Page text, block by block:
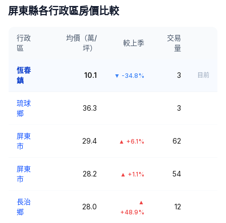
屏東縣各行政區房價比較
行政
區
均價（萬/
坪）
較上季
交易
量
恆春
鎮
10.1 ▼ -34.8% 3 目前
琉球
鄉
36.3 3
屏東
市
29.4 ▲ +6.1% 62
屏東
市
28.2 ▲ +1.1% 54
長治
鄉
28.0
▲
+48.9%
12